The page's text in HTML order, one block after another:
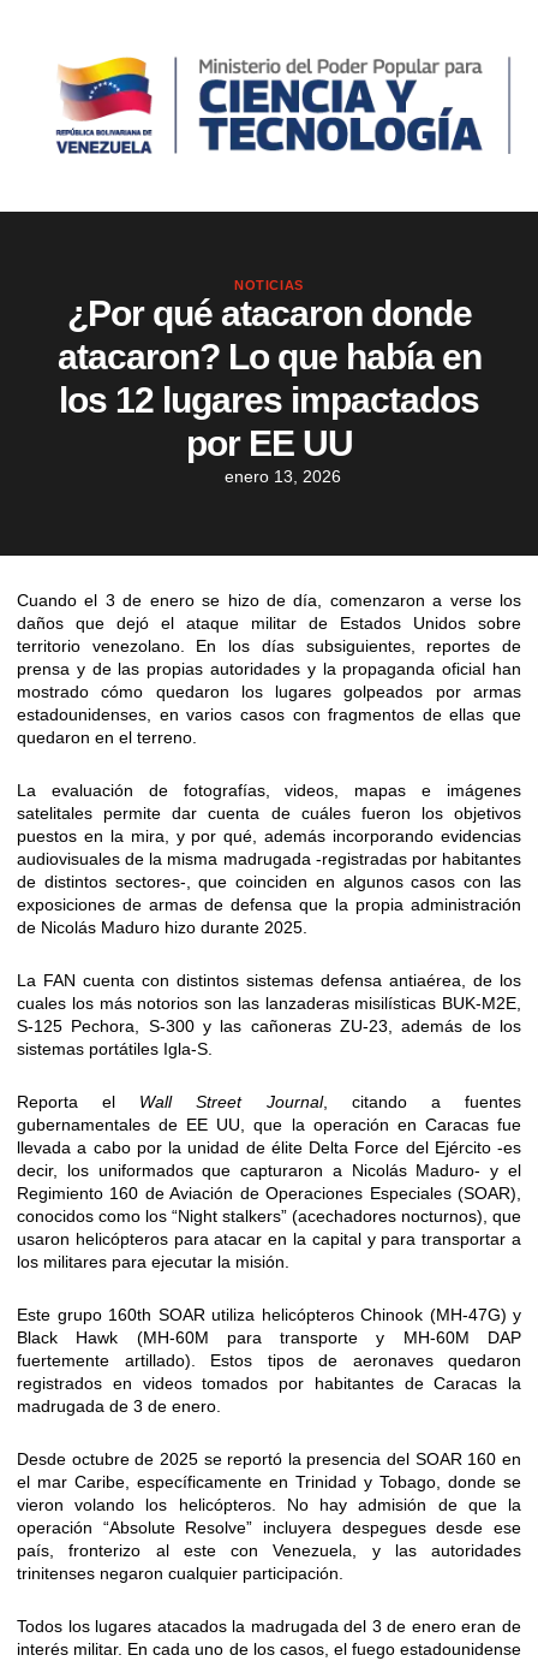
NOTICIAS
¿Por qué atacaron donde
atacaron? Lo que había en
los 12 lugares impactados
por EE UU
enero 13, 2026
Cuando el 3 de enero se hizo de día, comenzaron a verse los
daños que dejó el ataque militar de Estados Unidos sobre
territorio venezolano. En los días subsiguientes, reportes de
prensa y de las propias autoridades y la propaganda oficial han
mostrado cómo quedaron los lugares golpeados por armas
estadounidenses, en varios casos con fragmentos de ellas que
quedaron en el terreno.
La evaluación de fotografías, videos, mapas e imágenes
satelitales permite dar cuenta de cuáles fueron los objetivos
puestos en la mira, y por qué, además incorporando evidencias
audiovisuales de la misma madrugada -registradas por habitantes
de distintos sectores-, que coinciden en algunos casos con las
exposiciones de armas de defensa que la propia administración
de Nicolás Maduro hizo durante 2025.
La FAN cuenta con distintos sistemas defensa antiaérea, de los
cuales los más notorios son las lanzaderas misilísticas BUK-M2E,
S-125 Pechora, S-300 y las cañoneras ZU-23, además de los
sistemas portátiles Igla-S.
Reporta el Wall Street Journal, citando a fuentes
gubernamentales de EE UU, que la operación en Caracas fue
llevada a cabo por la unidad de élite Delta Force del Ejército -es
decir, los uniformados que capturaron a Nicolás Maduro- y el
Regimiento 160 de Aviación de Operaciones Especiales (SOAR),
conocidos como los “Night stalkers” (acechadores nocturnos), que
usaron helicópteros para atacar en la capital y para transportar a
los militares para ejecutar la misión.
Este grupo 160th SOAR utiliza helicópteros Chinook (MH-47G) y
Black Hawk (MH-60M para transporte y MH-60M DAP
fuertemente artillado). Estos tipos de aeronaves quedaron
registrados en videos tomados por habitantes de Caracas la
madrugada de 3 de enero.
Desde octubre de 2025 se reportó la presencia del SOAR 160 en
el mar Caribe, específicamente en Trinidad y Tobago, donde se
vieron volando los helicópteros. No hay admisión de que la
operación “Absolute Resolve” incluyera despegues desde ese
país, fronterizo al este con Venezuela, y las autoridades
trinitenses negaron cualquier participación.
Todos los lugares atacados la madrugada del 3 de enero eran de
interés militar. En cada uno de los casos, el fuego estadounidense